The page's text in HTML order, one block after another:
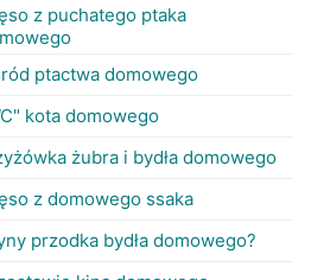
z puchatego ptaka
ptactwa domowego
kota domowego
żubra i bydła domowego
z domowego ssaka
przodka bydła domowego?